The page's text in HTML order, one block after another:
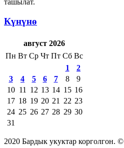
Күнүнө
август 2026
Пн Вт Ср Чт Пт Сб Вс
1
2
3
4 5 6 7 8
9
10 11 12 13 14 15 16
17 18 19 20 21 22 23
24 25 26 27 28 29 30
31
2020 Бардык укуктар